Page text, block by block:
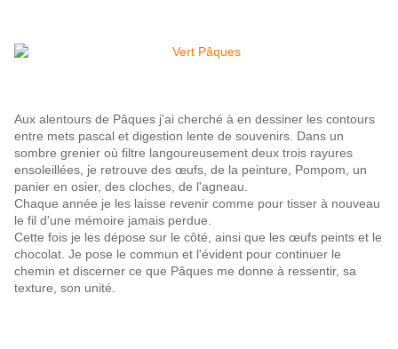
Aux alentours de Pâques j'ai cherché à en dessiner les contours
entre mets pascal et digestion lente de souvenirs. Dans un
sombre grenier où filtre langoureusement deux trois rayures
ensoleillées, je retrouve des œufs, de la peinture, Pompom, un
panier en osier, des cloches, de l'agneau.
Chaque année je les laisse revenir comme pour tisser à nouveau
le fil d'une mémoire jamais perdue.
Cette fois je les dépose sur le côté, ainsi que les œufs peints et le
chocolat. Je pose le commun et l'évident pour continuer le
chemin et discerner ce que Pâques me donne à ressentir, sa
texture, son unité.